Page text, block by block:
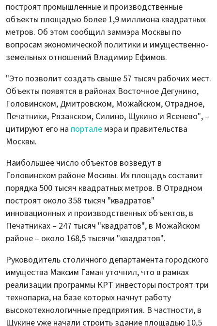
построят промышленные и производственные
объекты площадью более 1,9 миллиона квадратных
метров. Об этом сообщил заммэра Москвы по
вопросам экономической политики и имущественно-
земельных отношений Владимир Ефимов.
"Это позволит создать свыше 57 тысяч рабочих мест.
Объекты появятся в районах Восточное Дегунино,
Головинском, Дмитровском, Можайском, Отрадное,
Печатники, Рязанском, Силино, Щукино и Ясенево", –
цитируют его на портале мэра и правительства
Москвы.
Наибольшее число объектов возведут в
Головинском районе Москвы. Их площадь составит
порядка 500 тысяч квадратных метров. В Отрадном
построят около 358 тысяч "квадратов"
инновационных и производственных объектов, в
Печатниках – 247 тысяч "квадратов", в Можайском
районе – около 168,5 тысячи "квадратов".
Руководитель столичного департамента городского
имущества Максим Гаман уточнил, что в рамках
реализации программы КРТ инвесторы построят три
технопарка, на базе которых начнут работу
высокотехнологичные предприятия. В частности, в
Щукине уже начали строить здание площадью 10,5